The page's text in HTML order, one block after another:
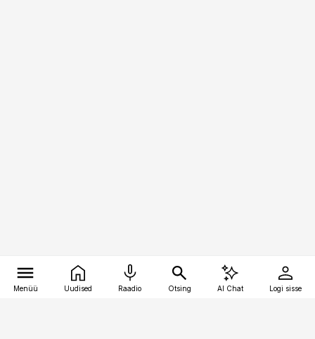
Menüü Uudised Raadio Otsing AI Chat Logi sisse